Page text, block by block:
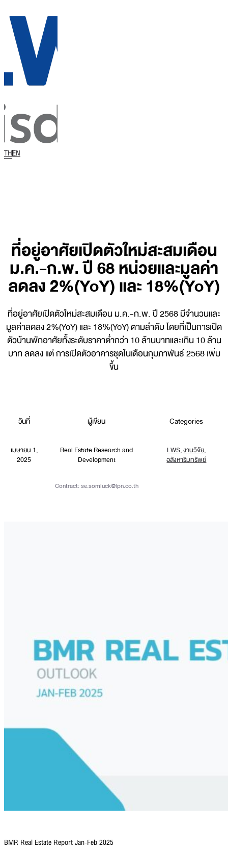
THEN
ที่อยู่อาศัยเปิดตัวใหม่สะสมเดือน
ม.ค.-ก.พ. ปี 68 หน่วยและมูลค่า
ลดลง 2%(YoY) และ 18%(YoY)
ที่อยู่อาศัยเปิดตัวใหม่สะสมเดือน ม.ค.-ก.พ. ปี 2568 มีจำนวนและ
มูลค่าลดลง 2%(YoY) และ 18%(YoY) ตามลำดับ โดยที่เป็นการเปิด
ตัวบ้านพักอาศัยทั้งระดับราคาต่ำกว่า 10 ล้านบาทและเกิน 10 ล้าน
บาท ลดลง แต่ การเปิดตัวอาคารชุดในเดือนกุมภาพันธ์ 2568 เพิ่ม
ขึ้น
วันที่
เมษายน 1,
2025
ผู้เขียน
Real Estate Research and
Development
Contract:se.somluck@lpn.co.th
Categories
LWS,งานวิจัย,
อสังหาริมทรัพย์
BMR Real Estate Report Jan-Feb 2025